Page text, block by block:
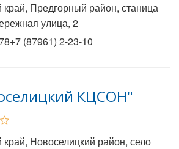
край, Предгорный район, станица
улица, 2
(87961) 2-23-10
КЦСОН"
Новоселицкий район, село